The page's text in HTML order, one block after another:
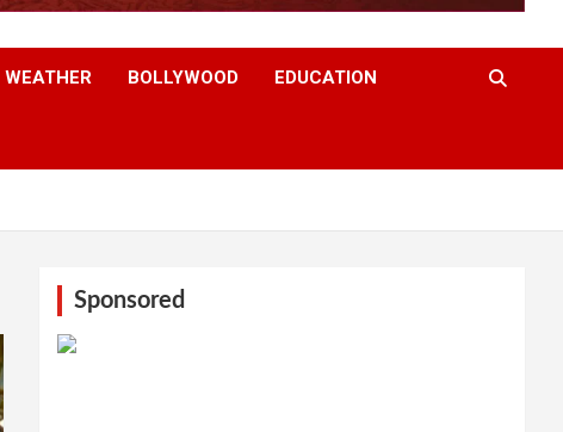
WEATHER BOLLYWOOD EDUCATION
Sponsored